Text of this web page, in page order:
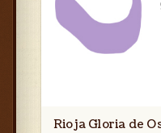
Rioja Gloria de